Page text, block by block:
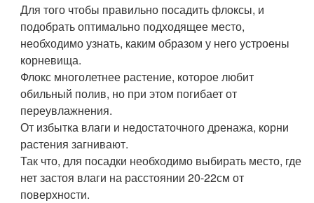
Для того чтобы правильно посадить флоксы, и
подобрать оптимально подходящее место,
необходимо узнать, каким образом у него устроены
корневища.
Флокс многолетнее растение, которое любит
обильный полив, но при этом погибает от
переувлажнения.
От избытка влаги и недостаточного дренажа, корни
растения загнивают.
Так что, для посадки необходимо выбирать место, где
нет застоя влаги на расстоянии 20-22см от
поверхности.